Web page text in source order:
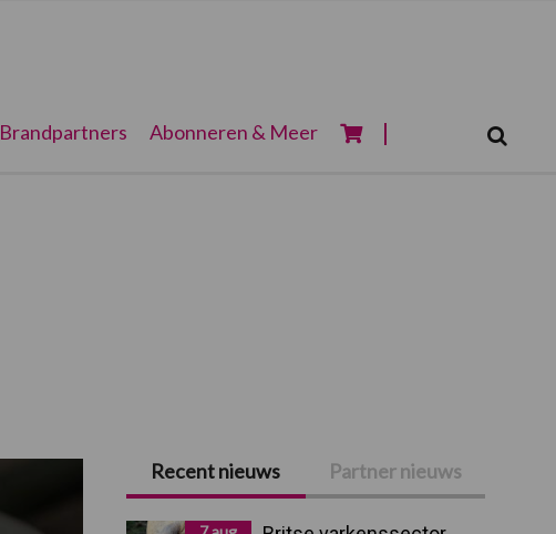
Brandpartners Abonneren & Meer
Primaire
Sidebar
Recent nieuws Partner nieuws